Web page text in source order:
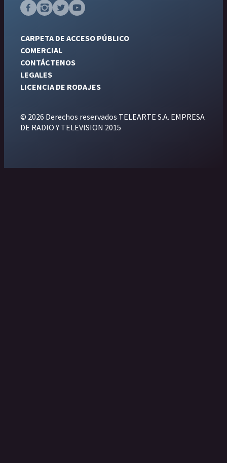
CARPETA DE ACCESO PÚBLICO
COMERCIAL
CONTÁCTENOS
LEGALES
LICENCIA DE RODAJES
© 2026 Derechos reservados TELEARTE S.A. EMPRESA
DE RADIO Y TELEVISION 2015